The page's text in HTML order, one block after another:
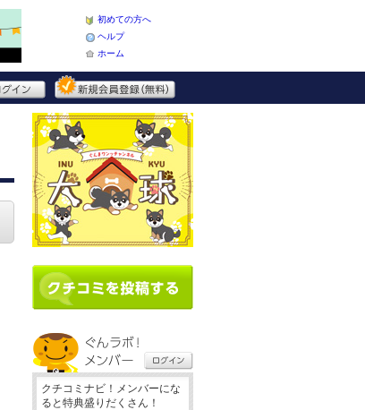
初めての方へ
ヘルプ
ホーム
クチコミナビ！メンバーにな
ると特典盛りだくさん！